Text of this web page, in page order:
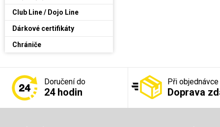
Club Line / Dojo Line
Dárkové certifikáty
Chrániče
Doručení do
24 hodin
Při
Doprava